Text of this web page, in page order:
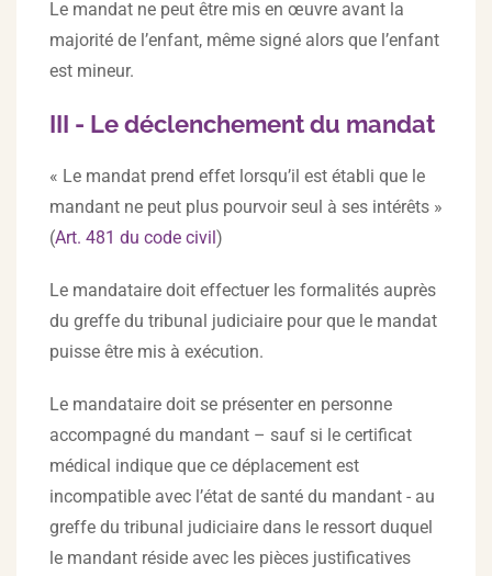
Le mandat ne peut être mis en œuvre avant la
majorité de l’enfant, même signé alors que l’enfant
est mineur.
III - Le déclenchement du mandat
« Le mandat prend effet lorsqu’il est établi que le
mandant ne peut plus pourvoir seul à ses intérêts »
(Art. 481 du code civil)
Le mandataire doit effectuer les formalités auprès
du greffe du tribunal judiciaire pour que le mandat
puisse être mis à exécution.
Le mandataire doit se présenter en personne
accompagné du mandant – sauf si le certificat
médical indique que ce déplacement est
incompatible avec l’état de santé du mandant - au
greffe du tribunal judiciaire dans le ressort duquel
le mandant réside avec les pièces justificatives